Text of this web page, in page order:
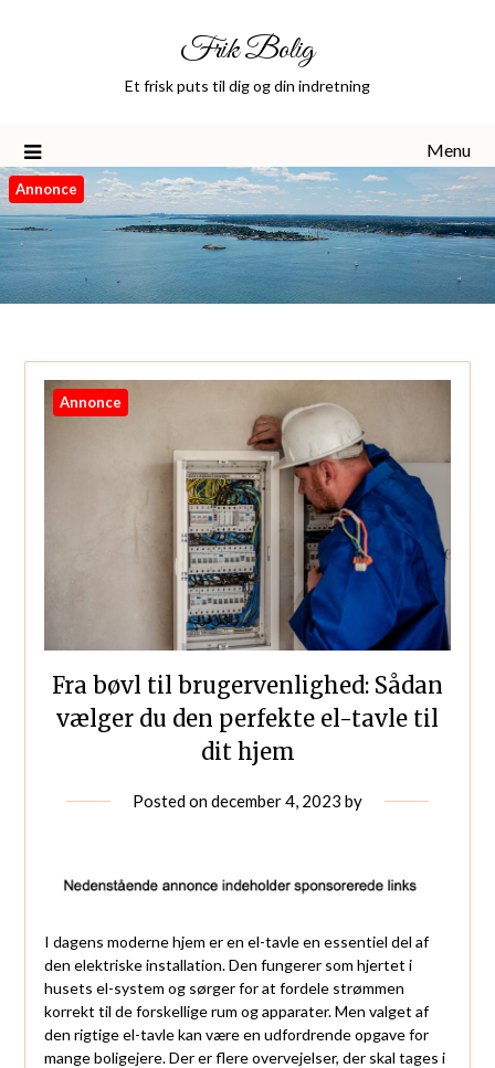
Frik Bolig
Et frisk puts til dig og din indretning
Menu
Annonce
Annonce
Fra bøvl til brugervenlighed: Sådan
vælger du den perfekte el-tavle til
dit hjem
Posted ondecember 4, 2023 by
I dagens moderne hjem er en el-tavle en essentiel del af
den elektriske installation. Den fungerer som hjertet i
husets el-system og sørger for at fordele strømmen
korrekt til de forskellige rum og apparater. Men valget af
den rigtige el-tavle kan være en udfordrende opgave for
mange boligejere. Der er flere overvejelser, der skal tages i